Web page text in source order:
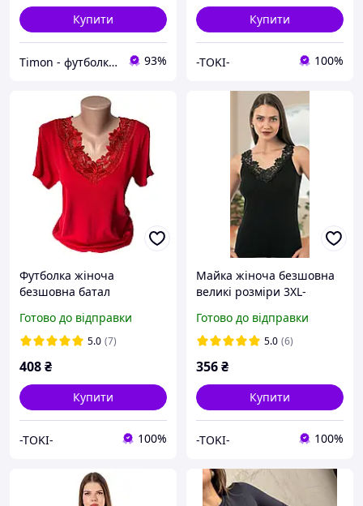
Купити
Timon - футболки дитячі тя дорослі однотонні 93%
Купити
-TOKI- 100%
Футболка жіноча
безшовна батал
Готово до відправки
5.0 (7)
408₴
Купити
-TOKI- 100%
Майка жіноча безшовна
великі розміри 3XL-
бавовна
Готово до відправки
5.0 (6)
356₴
Купити
-TOKI- 100%